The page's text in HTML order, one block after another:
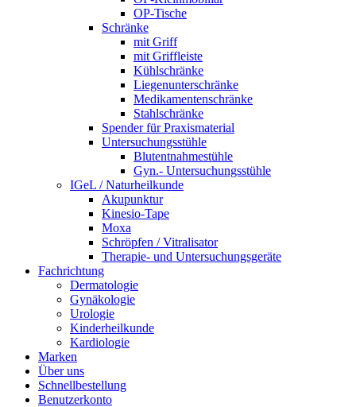
OP-Tische
Schränke
mit Griff
mit Griffleiste
Kühlschränke
Liegenunterschränke
Medikamentenschränke
Stahlschränke
Spender für Praxismaterial
Untersuchungsstühle
Blutentnahmestühle
Gyn.- Untersuchungsstühle
IGeL / Naturheilkunde
Akupunktur
Kinesio-Tape
Moxa
Schröpfen / Vitralisator
Therapie- und Untersuchungsgeräte
Fachrichtung
Dermatologie
Gynäkologie
Urologie
Kinderheilkunde
Kardiologie
Marken
Über uns
Schnellbestellung
Benutzerkonto